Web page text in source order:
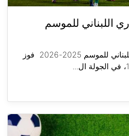
اللبناني للموسم
الأنصار بطلًا للدوري اللبناني للموسم 2025-2026 فوز